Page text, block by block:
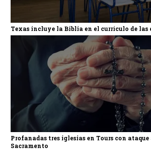
Texas incluye la Biblia en el currículo de las
Profanadas tres iglesias en Tours con
Sacramento